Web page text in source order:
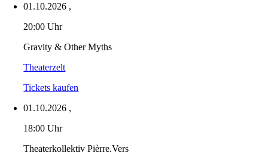
01.10.2026 ,
20:00 Uhr
Gravity & Other Myths
Theaterzelt
Tickets kaufen
01.10.2026 ,
18:00 Uhr
Theaterkollektiv Pièrre.Vers